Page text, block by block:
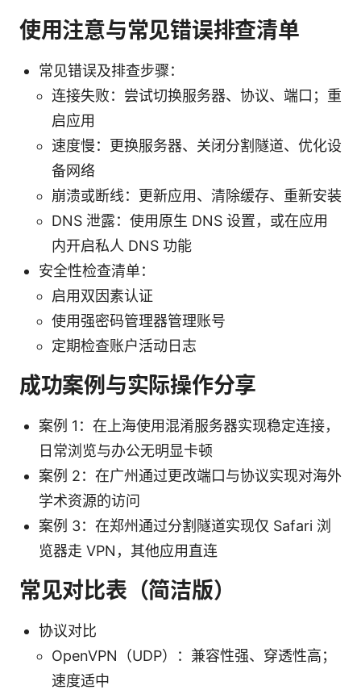
使用注意与常见错误排查清单
常见错误及排查步骤：
连接失败：尝试切换服务器、协议、端口；重
启应用
速度慢：更换服务器、关闭分割隧道、优化设
备网络
崩溃或断线：更新应用、清除缓存、重新安装
DNS 泄露：使用原生 DNS 设置，或在应用
内开启私人 DNS 功能
安全性检查清单：
启用双因素认证
使用强密码管理器管理账号
定期检查账户活动日志
成功案例与实际操作分享
案例 1：在上海使用混淆服务器实现稳定连接，
日常浏览与办公无明显卡顿
案例 2：在广州通过更改端口与协议实现对海外
学术资源的访问
案例 3：在郑州通过分割隧道实现仅 Safari 浏
览器走 VPN，其他应用直连
常见对比表（简洁版）
协议对比
OpenVPN（UDP）：兼容性强、穿透性高；
速度适中